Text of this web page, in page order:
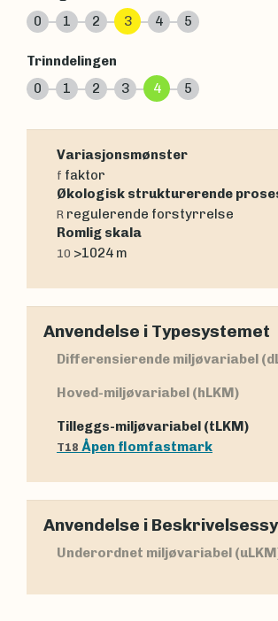
0
1 2 3 4 5
Trinndelingen
0
1 2 3 4 5
Variasjonsmønster
f faktor
Økologisk strukturerende
R regulerende forstyrrelse
Romlig skala
10 >1024 m
Anvendelse i Typesystemet
Differensierende miljøvariabel
Hoved-miljøvariabel (hLKM)
Tilleggs-miljøvariabel (tLKM)
T18 Åpen flomfastmark
Anvendelse i
Underordnet miljøvariabel